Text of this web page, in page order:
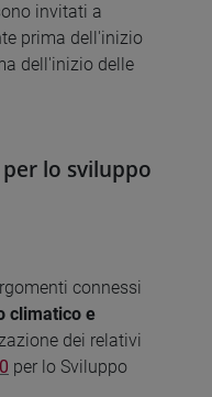
invitati a
prima dell'inizio
dell'inizio delle
lo sviluppo
connessi
climatico e
dei relativi
per lo Sviluppo